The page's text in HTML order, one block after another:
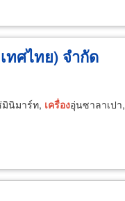
ทศไทย) จำกัด
นิมาร์ท, เครื่องอุ่นซาลาเปา,